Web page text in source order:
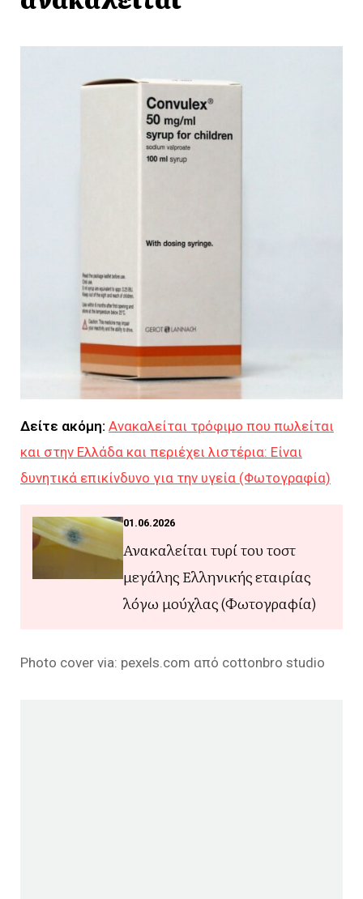
Δείτε ακόμη: Ανακαλείται τρόφιμο που πωλείται
και στην Ελλάδα και περιέχει λιστέρια: Είναι
δυνητικά επικίνδυνο για την υγεία (Φωτογραφία)
01.06.2026
Ανακαλείται τυρί του τοστ
μεγάλης Ελληνικής εταιρίας
λόγω μούχλας (Φωτογραφία)
Photo cover via: pexels.com από cottonbro studio